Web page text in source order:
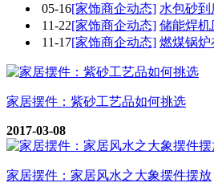
05-16[家饰商企动态] 水包砂到
11-22[家饰商企动态] 储能焊
11-17[家饰商企动态] 燃煤锅炉
家居摆件：紫砂工艺品如何挑选
2017-03-08
家居摆件：家居风水之大象摆件摆放